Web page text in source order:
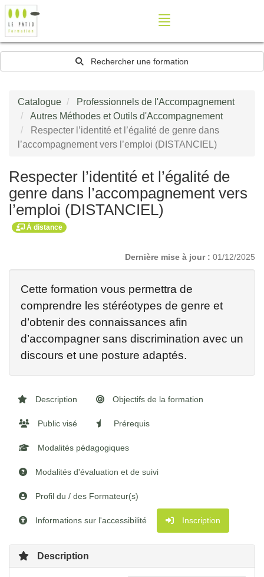
Rechercher une formation
Catalogue
Professionnels de l'Accompagnement
Autres Méthodes et Outils d'Accompagnement
Respecter l’identité et l’égalité de genre dans
l’accompagnement vers l’emploi (DISTANCIEL)
Respecter l’identité et l’égalité de
genre dans l’accompagnement vers
l’emploi (DISTANCIEL)
À distance
Dernière mise à jour : 01/12/2025
Cette formation vous permettra de
comprendre les stéréotypes de genre et
d’obtenir des connaissances afin
d’accompagner sans discrimination avec un
discours et une posture adaptés.
Description Objectifs de la formation
Public visé Prérequis
Modalités pédagogiques
Modalités d'évaluation et de suivi
Profil du / des Formateur(s)
Informations sur l'accessibilité Inscription
Description